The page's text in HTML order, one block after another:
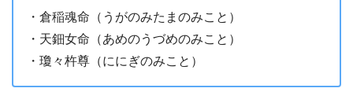
・倉稲魂命（うがのみたまのみこと）
・天鈿女命（あめのうづめのみこと）
・瓊々杵尊（ににぎのみこと）